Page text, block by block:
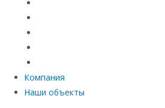
Компания
Наши объекты